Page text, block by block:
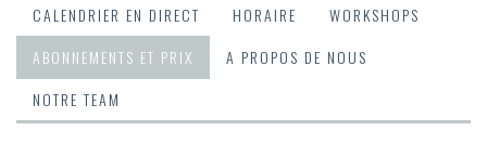
CALENDRIER EN DIRECT HORAIRE
WORKSHOPS
ABONNEMENTS ET PRIX
A PROPOS DE NOUS
NOTRE TEAM